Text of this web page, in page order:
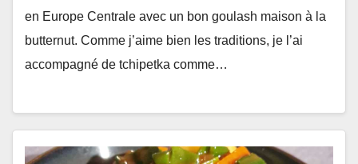
en Europe Centrale avec un bon goulash maison à la
butternut. Comme j’aime bien les traditions, je l’ai
accompagné de tchipetka comme…